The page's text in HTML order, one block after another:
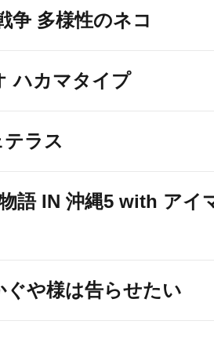
争 多様性のネコ
ハカマタイプ
ラス
語 IN 沖縄5 with アイ
ぐや様は告らせたい